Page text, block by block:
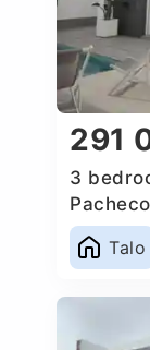
291
3
Talo